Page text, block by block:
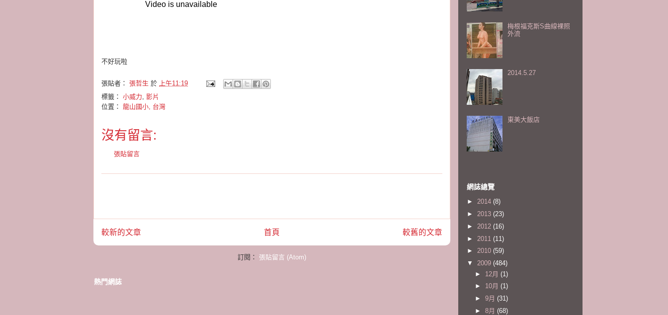
不好玩啦
張貼者： 張哲生 於
上午11:19
標籤： 小威力, 影片
位置： 龍山國小, 台灣
沒有留言:
張貼留言
較新的文章 較舊的文章
首頁
訂閱： 張貼留言 (Atom)
熱門網誌
梅根福克斯S曲線裸照
外流
2014.5.27
東美大飯店
網誌總覽
► 2014 (8)
► 2013 (23)
► 2012 (16)
► 2011 (11)
► 2010 (59)
▼ 2009 (484)
► 12月 (1)
► 10月 (1)
► 9月 (31)
► 8月 (68)